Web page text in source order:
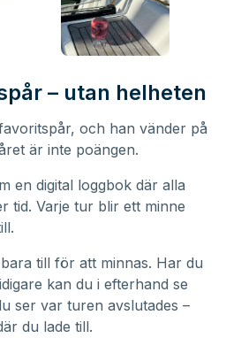
– utan helheten
och han vänder på
är inte poängen.
en digital loggbok där alla
tid. Varje tur blir ett minne
till för att minnas. Har du
kan du i efterhand se
ser var turen avslutades –
du lade till.